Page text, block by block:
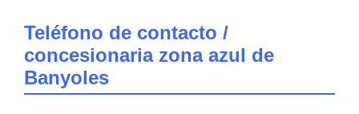
Teléfono de contacto /
concesionaria zona azul de
Banyoles